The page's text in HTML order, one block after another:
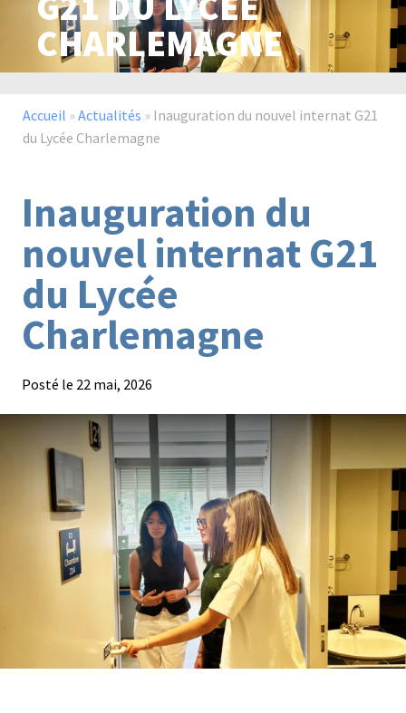
Paysage,
Trouver
sa
voie
CHARLEMAGNE
Accueil »Actualités » Inauguration du nouvel internat G21
du Lycée Charlemagne
Inauguration du
nouvel internat G21
du Lycée
Charlemagne
Posté le 22 mai, 2026